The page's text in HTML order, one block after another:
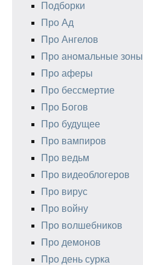
Подборки
Про Ад
Про Ангелов
Про аномальные зоны
Про аферы
Про бессмертие
Про Богов
Про будущее
Про вампиров
Про ведьм
Про видеоблогеров
Про вирус
Про войну
Про волшебников
Про демонов
Про день сурка